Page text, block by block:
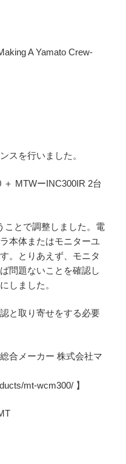
A Yamato Crew-
スを行いました。
MTWーINC300IR 2台
ことで調整しました。電
本体またはモニターユ
。とりあえず、モニタ
問題ないことを確認し
しました。
と取り寄せをする必要
合メーカー 株式会社マ
mt-wcm300/ 】